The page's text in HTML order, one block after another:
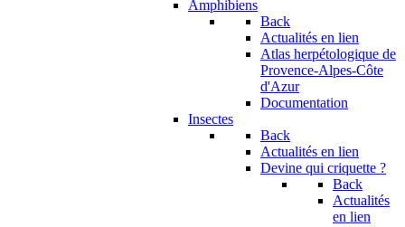
Amphibiens
Back
Actualités en lien
Atlas herpétologique de
Provence-Alpes-Côte
d'Azur
Documentation
Insectes
Back
Actualités en lien
Devine qui criquette ?
Back
Actualités
en lien